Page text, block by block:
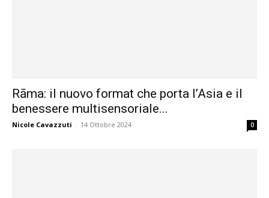
Rāma: il nuovo format che porta l’Asia e il
benessere multisensoriale...
Nicole Cavazzuti - 14 Ottobre 2024 0